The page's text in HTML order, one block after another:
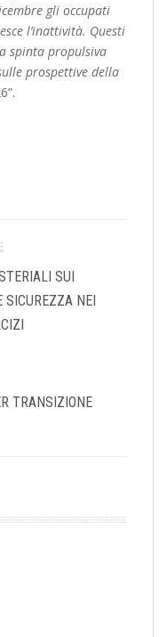
gli occupati
l’inattività. Questi
spinta propulsiva
prospettive della
SUI
NEI
TRANSIZIONE